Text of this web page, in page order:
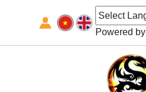
Powered by